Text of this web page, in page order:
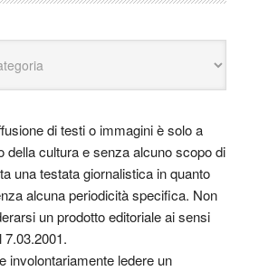
di testi o immagini è solo a
della cultura e senza alcuno scopo di
una testata giornalistica in quanto
alcuna periodicità specifica. Non
un prodotto editoriale ai sensi
7.03.2001.
involontariamente ledere un